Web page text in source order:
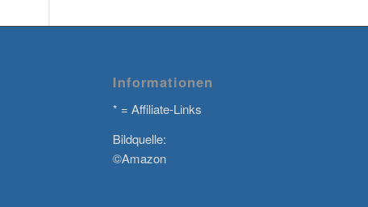
Informationen
* = Affiliate-Links
Bildquelle:
©Amazon